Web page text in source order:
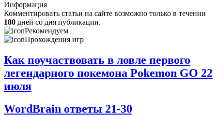
Информация
Комментировать статьи на сайте возможно только в течении
180 дней со дня публикации.
Рекомендуем
Прохождения игр
Как поучаствовать в ловле первого
легендарного покемона Pokemon GO 22
июля
WordBrain ответы 21-30